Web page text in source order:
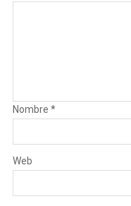
Nombre *
Web